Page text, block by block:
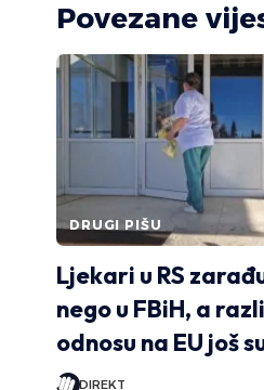
Povezane
DRUGI PIŠU
Ljekari u RS
nego u FBiH, a
odnosu na EU još
DIREKT